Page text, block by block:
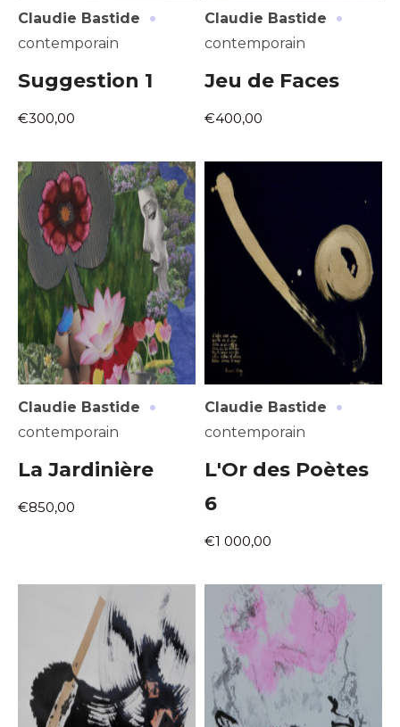
Adresse email*
Claudie Bastide ·
contemporain
Suggestion 1
€300,00
Claudie Bastide ·
contemporain
Jeu de Faces
€400,00
Claudie Bastide ·
contemporain
La Jardinière
€850,00
Claudie Bastide ·
contemporain
L'Or des Poètes
6
€1 000,00